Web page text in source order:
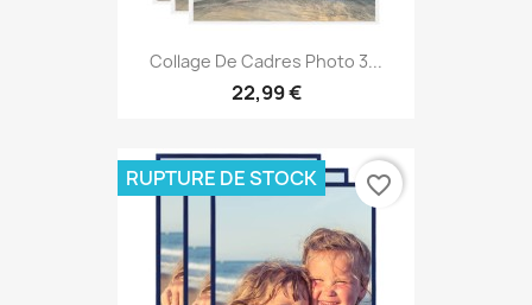
Collage De Cadres Photo 3...
22,99 €
RUPTURE DE STOCK favorite_border